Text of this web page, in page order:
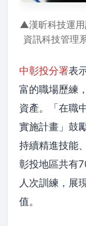
▲漢昕科技運
資訊科技管理
中彰投分署表
富的職場歷練
資產。「在職
實施計畫」鼓
持續精進技能
彰投地區共有
人次訓練，展
值。